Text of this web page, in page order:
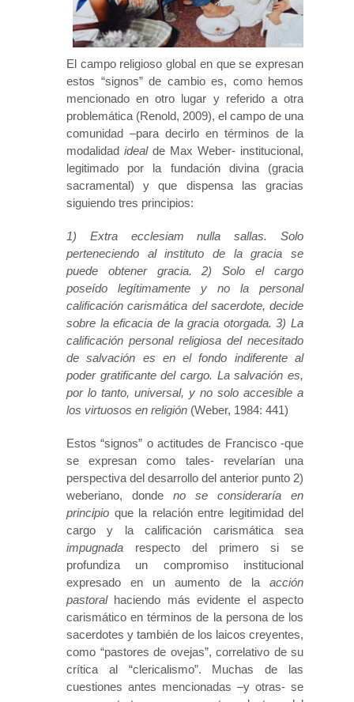
El campo religioso global en que se expresan
estos “signos” de cambio es, como hemos
mencionado en otro lugar y referido a otra
problemática (Renold, 2009), el campo de una
comunidad –para decirlo en términos de la
modalidad idealde Max Weber- institucional,
legitimado por la fundación divina (gracia
sacramental) y que dispensa las gracias
siguiendo tres principios:
1) Extra ecclesiam nulla sallas. Solo
perteneciendo al instituto de la gracia se
puede obtener gracia. 2) Solo el cargo
poseído legítimamente y no la personal
calificación carismática del sacerdote, decide
sobre la eficacia de la gracia otorgada. 3) La
calificación personal religiosa del necesitado
de salvación es en el fondo indiferente al
poder gratificante del cargo. La salvación es,
por lo tanto, universal, y no solo accesible a
los virtuosos en religión (Weber, 1984: 441)
Estos “signos” o actitudes de Francisco -que
se expresan como tales- revelarían una
perspectiva del desarrollo del anterior punto 2)
weberiano, donde no se consideraría
en
principio que la relación entre legitimidad del
cargo y la calificación carismática sea
impugnada respecto del primero si se
profundiza un compromiso institucional
expresado en un aumento de la acción
pastoral haciendo más evidente el aspecto
carismático en términos de la persona de los
sacerdotes y también de los laicos creyentes,
como “pastores de ovejas”, correlativo de su
crítica al “clericalismo”. Muchas de las
cuestiones antes mencionadas –y otras- se